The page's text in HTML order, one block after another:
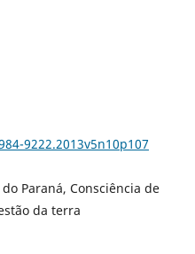
9222.2013v5n10p107
Paraná, Consciência de
da terra